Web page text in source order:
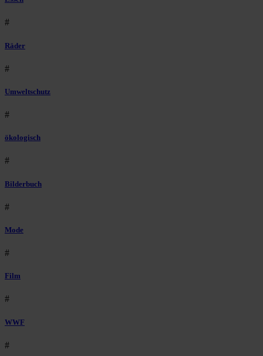
#
Räder
#
Umweltschutz
#
ökologisch
#
Bilderbuch
#
Mode
#
Film
#
WWF
#